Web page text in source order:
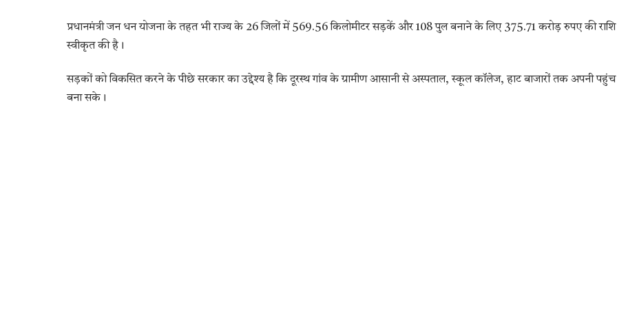
प्रधानमंत्री जन धन योजना के तहत भी राज्य के 26 जिलों में 569.56 किलोमीटर सड़कें और 108 पुल बनाने के लिए 375.71 करोड़ रुपए की राशि
स्वीकृत की है।
सड़कों को विकसित करने के पीछे सरकार का उद्देश्य है कि दूरस्थ गांव के ग्रामीण आसानी से अस्पताल, स्कूल कॉलेज, हाट बाजारों तक अपनी पहुंच
बना सके।